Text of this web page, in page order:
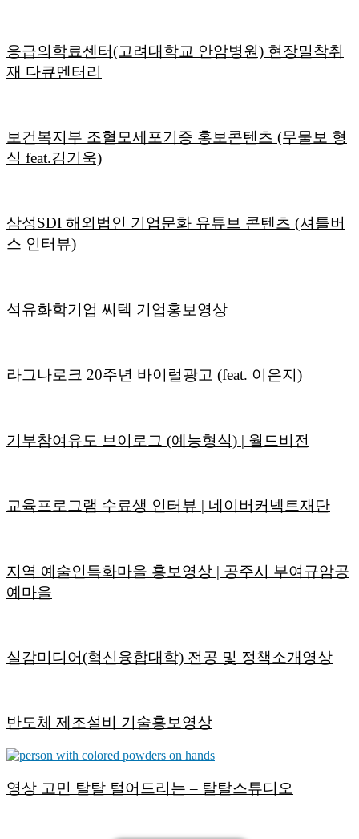
응급의학료센터(고려대학교 안암병원) 현장밀착취
재 다큐멘터리
보건복지부 조혈모세포기증 홍보콘텐츠 (무물보 형
식 feat.김기욱)
삼성SDI 해외법인 기업문화 유튜브 콘텐츠 (셔틀버
스 인터뷰)
석유화학기업 씨텍 기업홍보영상
라그나로크 20주년 바이럴광고 (feat. 이은지)
기부참여유도 브이로그 (예능형식) | 월드비전
교육프로그램 수료생 인터뷰 | 네이버커넥트재단
지역 예술인특화마을 홍보영상 | 공주시 부여규암공
예마을
실감미디어(혁신융합대학) 전공 및 정책소개영상
반도체 제조설비 기술홍보영상
영상 고민 탈탈 털어드리는 – 탈탈스튜디오